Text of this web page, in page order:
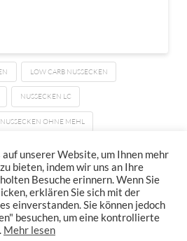
LOW CARB NUSSECKEN
NUSSECKEN LC
NUSSECKEN OHNE MEHL
DATENSCHUTZERKLÄRUNG
unserer Website, um Ihnen mehr
bieten, indem wir uns an Ihre
Besuche erinnern. Wenn Sie
erklären Sie sich mit der
einverstanden. Sie können jedoch
besuchen, um eine kontrollierte
Mehr lesen